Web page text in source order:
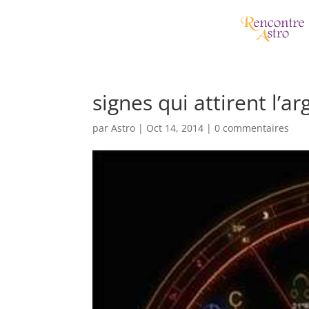
signes qui attirent
parAstro | Oct 14, 2014 |0 commentaires